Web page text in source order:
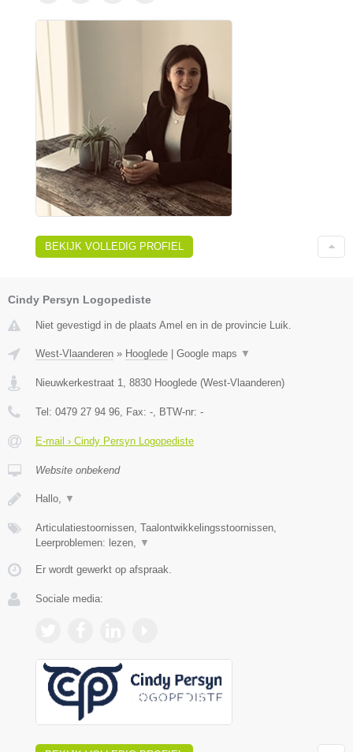
BEKIJK VOLLEDIG PROFIEL
Cindy Persyn Logopediste
Niet gevestigd in de plaats Amel en in de provincie Luik.
West-Vlaanderen » Hooglede Google maps ▼
Nieuwkerkestraat 1 8830 Hooglede (West-Vlaanderen)
Tel: 0479 27 94 96 , Fax: - , BTW-nr: -
E-mail › Cindy Persyn Logopediste
Website onbekend
Hallo, ▼
Articulatiestoornissen, Taalontwikkelingsstoornissen,
Leerproblemen: lezen,
▼
Er wordt gewerkt op afspraak.
Sociale media: